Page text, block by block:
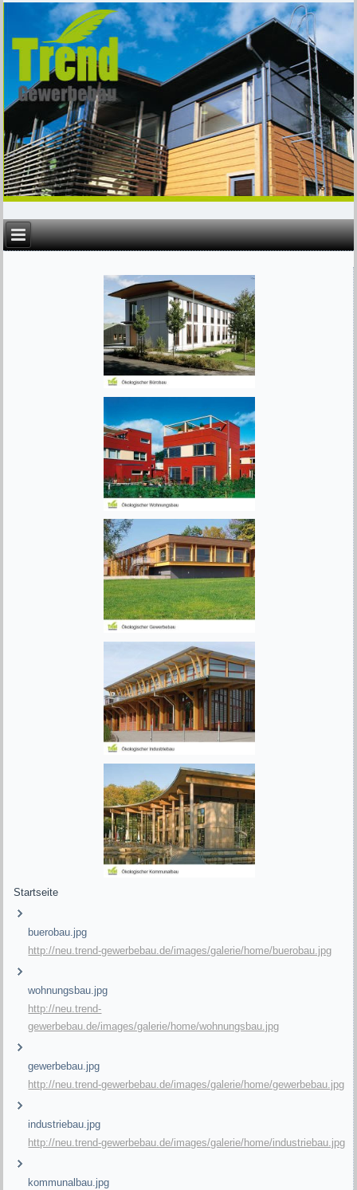
Startseite
buerobau.jpg
http://neu.trend-gewerbebau.de/images/galerie/home/buerobau.jpg
wohnungsbau.jpg
http://neu.trend-
gewerbebau.de/images/galerie/home/wohnungsbau.jpg
gewerbebau.jpg
http://neu.trend-gewerbebau.de/images/galerie/home/gewerbebau.jpg
industriebau.jpg
http://neu.trend-gewerbebau.de/images/galerie/home/industriebau.jpg
kommunalbau.jpg